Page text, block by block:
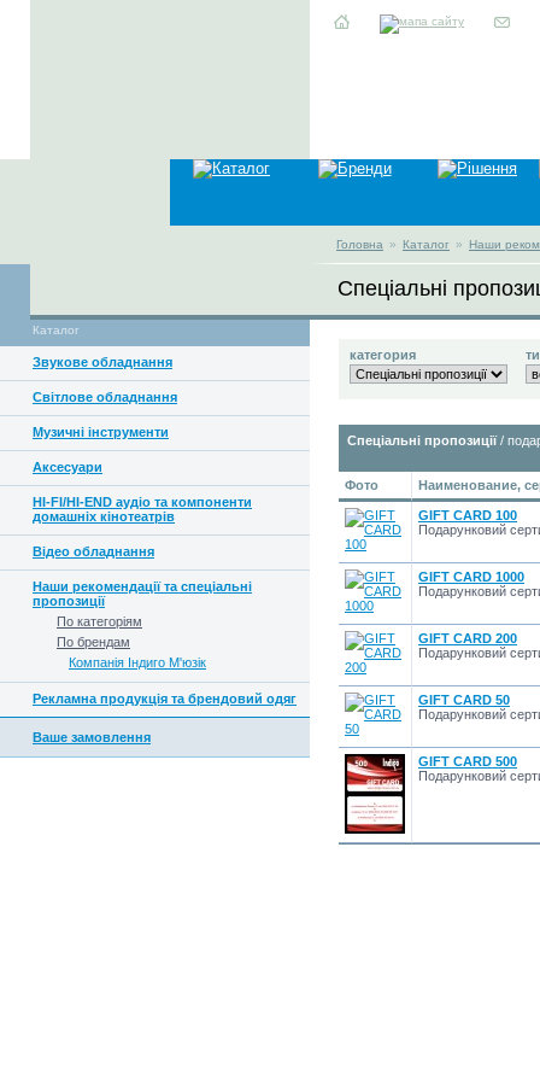
Головна » Каталог » Наши
Спеціальні
Каталог
Звукове обладнання
Світлове обладнання
Музичні інструменти
Аксесуари
HI-FI/HI-END аудіо та компоненти
домашніх кінотеатрів
Відео обладнання
Наши рекомендації та спеціальні
пропозиції
По категоріям
По брендам
Компанія Індиго М'юзік
Рекламна продукція та брендовий одяг
Ваше замовлення
категория
Спеціальні пропозиції/
Фото Наименование,
GIFT CARD 100
Подарунковий
GIFT CARD 1000
Подарунковий
GIFT CARD 200
Подарунковий
GIFT CARD 50
Подарунковий
GIFT CARD 500
Подарунковий